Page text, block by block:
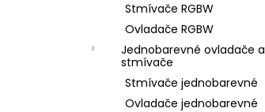
Stmívače RGBW
Ovladače RGBW
Jednobarevné ovladače a
stmívače
Stmívače jednobarevné
Ovladače jednobarevné